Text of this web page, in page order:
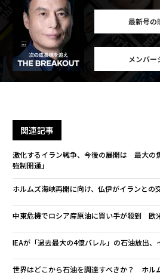
最新号の
メンバー
関連記事
激化するイラン戦争、今後の展開は 最大の
強制開通」
ホルムズ海峡再開に向け、仏伊がイランと
中東危機でロシア産原油に買い手が殺到 欧
IEAが「過去最大の4億バレル」の石油放出
世界はどこから石油を調達すべきか？ ホル